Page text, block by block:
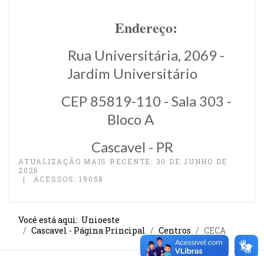
Endereço:
Rua Universitária, 2069 -
Jardim Universitário
CEP 85819-110 - Sala 303 -
Bloco A
Cascavel - PR
ATUALIZAÇÃO MAIS RECENTE: 30 DE JUNHO DE
2026
ACESSOS: 19058
Você está aqui: Unioeste
Cascavel - Página Principal
Centros CECA